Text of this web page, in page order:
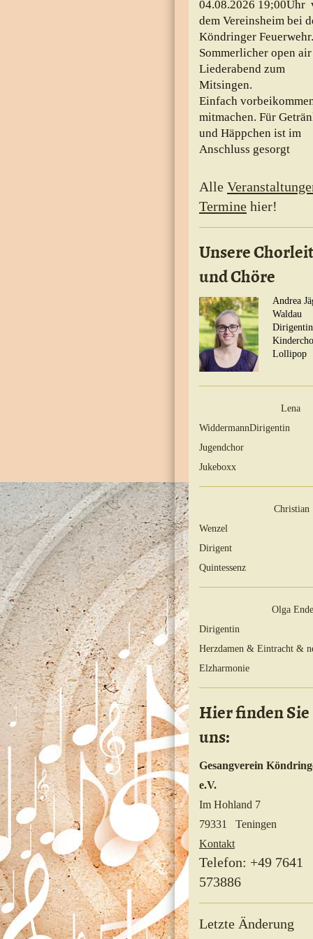
04.08.2026 19;00Uhr
dem Vereinsheim bei
Köndringer Feuerwehr.
Sommerlicher open air
Liederabend zum
Mitsingen.
Einfach
mitmachen. Für
und Häppchen ist im
Anschluss gesorgt
Alle
Termine hier!
Unsere
und Chöre
Andrea
Waldau
Dirigentin
Lollipop
Lena
WiddermannDirigentin
Jugendchor
Jukeboxx
Christian
Wenzel
Dirigent
Quintessenz
Olga
Dirigentin
Herzdamen & Eintracht &
Elzharmonie
Hier finden Sie
uns:
Gesangverein
e.V.
Im Hohland 7
79331 Teningen
Kontakt
Telefon: +49 7641
573886
Letzte Änderung